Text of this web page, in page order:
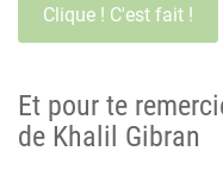
Et pour te
de Khalil Gibran